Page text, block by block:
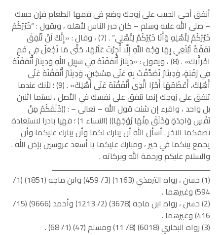
أنفق أخي الحبيب على زوجك وضع في فمها الطعام فإن حبيبك
– صلى الله عليه وسلم – كان خير الناس لأهله ، ويقول : “خَيْرُكُمْ
خَيْرُكُمْ لِأَهْلِهِ وَأَنَا خَيْرُكُمْ لِأَهْلِي” . (7) ، وقال : «إِنَّكَ لَنْ تُنْفِقَ
نَفَقَةً تَبْتَغِي بِهَا وَجْهَ اللَّهِ إِلَّا أُجِرْتَ عَلَيْهَا، حَتَّى مَا تَجْعَلُ فِي فَمِ
امْرَأَتِكَ» . (8) ، ويقول : «دِينَارٌ أَنْفَقْتَهُ فِي سَبِيلِ اللهِ وَدِينَارٌ أَنْفَقْتَهُ
فِي رَقَبَةٍ، وَدِينَارٌ تَصَدَّقْتَ بِهِ عَلَى مِسْكِينٍ، وَدِينَارٌ أَنْفَقْتَهُ عَلَى
أَهْلِكَ، أَعْظَمُهَا أَجْرًا الَّذِي أَنْفَقْتَهُ عَلَى أَهْلِكَ» . (9) ؛ لأنك عندما
تنفق على زوجك إنما تنفق على نفسك في الأصل ، لستما اثنين
بل واحد ، واقرء إن شئت قول الله – تعالى – : ((خَلَقَكُمْ مِنْ
نَفْسٍ وَاحِدَةٍ وَخَلَقَ مِنْهَا زَوْجَهَا)) (النساء 1) ؛ فهيا بادرا لاستعادة
نصفكما الآخر . أسأل الله أن يبارك لكما وأن يبارك عليكما وأن
يجمع بينكما في خير ، ومبارك عليكما يا أسعد عروسين بإذن الله .
والسلام عليكم ورحمة الله وبركاته .
ــــــــــــــــــــــــــــــــــــــــــــــــــــــــــــــــــــــــــــــــ
(1) حسن ، رواه الترمذي (1163) (3/ 459) وابن ماجه (1851) (1/
594) وغيرهما .
(2) حسن ، رواه ابن ماجه (3678) (2/ 1213) وأحمد (9666) (15/
416) وغيرهما .
(3) رواه البخاري (6018) (8/ 11) ومسلم (47) (1/ 68) .